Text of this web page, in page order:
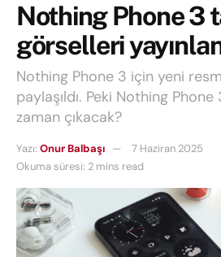
Nothing Phone 3
görselleri
Nothing Phone 3 için yeni
paylaşıldı. Peki Nothing
zaman çıkacak?
Yazı: Onur Balbaşı
7 Haziran 2025
Okuma süresi: 2 mins read